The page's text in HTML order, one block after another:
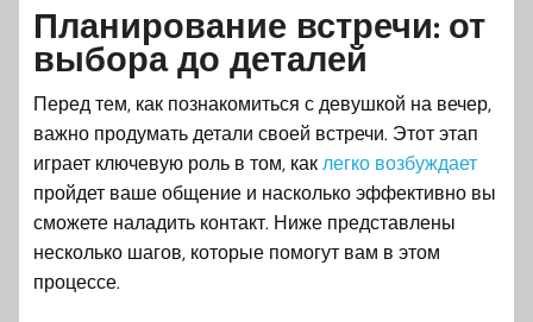
Планирование встречи: от
выбора до деталей
Перед тем, как познакомиться с девушкой на вечер,
важно продумать детали своей встречи. Этот этап
играет ключевую роль в том, как легко возбуждает
пройдет ваше общение и насколько эффективно вы
сможете наладить контакт. Ниже представлены
несколько шагов, которые помогут вам в этом
процессе.